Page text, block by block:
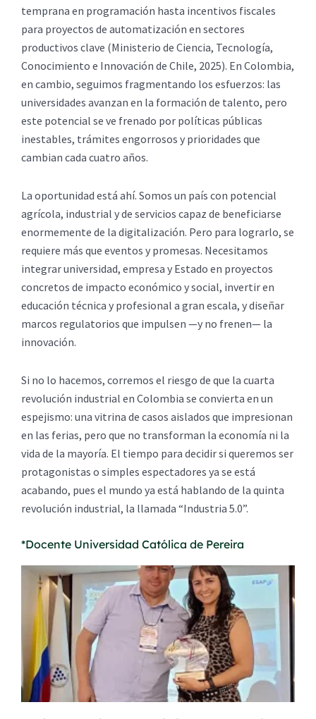
temprana en programación hasta incentivos fiscales
para proyectos de automatización en sectores
productivos clave (Ministerio de Ciencia, Tecnología,
Conocimiento e Innovación de Chile, 2025). En Colombia,
en cambio, seguimos fragmentando los esfuerzos: las
universidades avanzan en la formación de talento, pero
este potencial se ve frenado por políticas públicas
inestables, trámites engorrosos y prioridades que
cambian cada cuatro años.
La oportunidad está ahí. Somos un país con potencial
agrícola, industrial y de servicios capaz de beneficiarse
enormemente de la digitalización. Pero para lograrlo, se
requiere más que eventos y promesas. Necesitamos
integrar universidad, empresa y Estado en proyectos
concretos de impacto económico y social, invertir en
educación técnica y profesional a gran escala, y diseñar
marcos regulatorios que impulsen —y no frenen— la
innovación.
Si no lo hacemos, corremos el riesgo de que la cuarta
revolución industrial en Colombia se convierta en un
espejismo: una vitrina de casos aislados que impresionan
en las ferias, pero que no transforman la economía ni la
vida de la mayoría. El tiempo para decidir si queremos ser
protagonistas o simples espectadores ya se está
acabando, pues el mundo ya está hablando de la quinta
revolución industrial, la llamada “Industria 5.0”.
*Docente Universidad Católica de Pereira